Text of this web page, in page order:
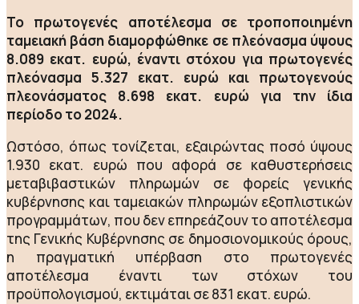
Το πρωτογενές αποτέλεσμα σε τροποποιημένη
ταμειακή βάση διαμορφώθηκε σε πλεόνασμα ύψους
8.089 εκατ. ευρώ, έναντι στόχου για πρωτογενές
πλεόνασμα 5.327 εκατ. ευρώ και πρωτογενούς
πλεονάσματος 8.698 εκατ. ευρώ για την ίδια
περίοδο το 2024.
Ωστόσο, όπως τονίζεται, εξαιρώντας ποσό ύψους
1.930 εκατ. ευρώ που αφορά σε καθυστερήσεις
μεταβιβαστικών πληρωμών σε φορείς γενικής
κυβέρνησης και ταμειακών πληρωμών εξοπλιστικών
προγραμμάτων, που δεν επηρεάζουν το αποτέλεσμα
της Γενικής Κυβέρνησης σε δημοσιονομικούς όρους,
η πραγματική υπέρβαση στο πρωτογενές
αποτέλεσμα έναντι των στόχων του
προϋπολογισμού, εκτιμάται σε 831 εκατ. ευρώ.